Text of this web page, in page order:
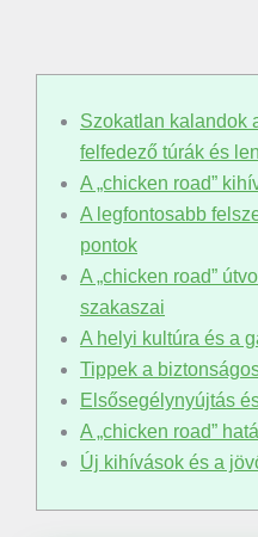
Szokatlan kalandok
felfedező túrák és
A „chicken road”
A legfontosabb
pontok
A „chicken road”
szakaszai
A helyi kultúra és a
Tippek a
Elsősegélynyújtás
A „chicken road”
Új kihívások és a